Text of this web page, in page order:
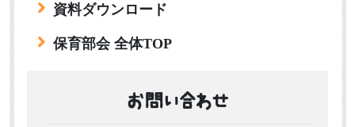
資料ダウンロード
保育部会 全体TOP
お問い合わせ